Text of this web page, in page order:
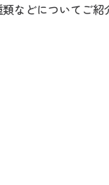
などについてご紹